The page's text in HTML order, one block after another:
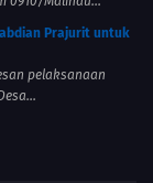
Prajurit untuk
pelaksanaan